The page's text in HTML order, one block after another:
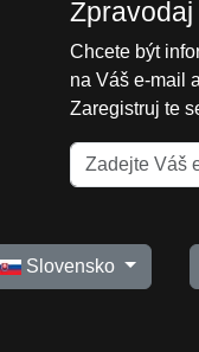
Zpravodaj
Chcete být
na Váš e-mail
Zaregistruj te
Slovensko